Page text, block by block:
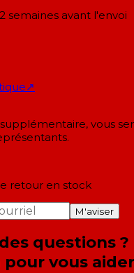
semaines avant l'envoi
↗
vous
retour en stock
M'aviser
questions ?
pour vous